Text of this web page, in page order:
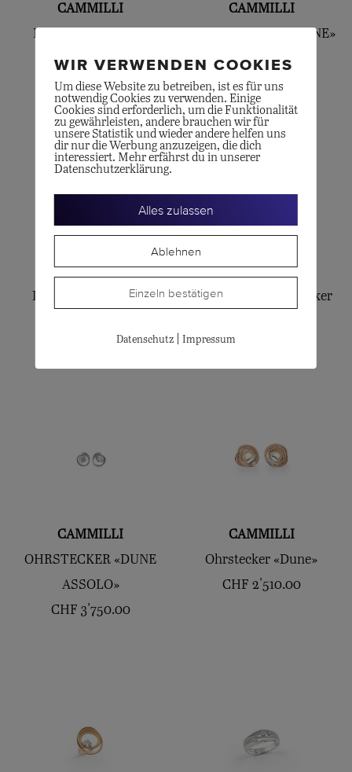
CAMMILLI
Brillantring «Dune»
CHF 4'370.00
CAMMILLI
BRILLANTRING «DUNE»
CHF2'790.00
CAMMILLI
Dune Assolo Collier
CAMMILLI
Dune Assolo Ohrstecker
CAMMILLI
OHRSTECKER «DUNE
ASSOLO»
CHF 3'750.00
CAMMILLI
Ohrstecker «Dune»
CHF 2'510.00
WIR VERWENDEN COOKIES
Um diese Website zu betreiben, ist es für uns
notwendig Cookies zu verwenden. Einige
Cookies sind erforderlich, um die Funktionalität
zu gewährleisten, andere brauchen wir für
unsere Statistik und wieder andere helfen uns
dir nur die Werbung anzuzeigen, die dich
interessiert. Mehr erfährst du in unserer
Datenschutzerklärung.
Alles zulassen
Ablehnen
Einzeln bestätigen
Datenschutz| Impressum